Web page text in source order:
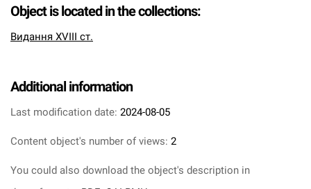
Object is located in the collections:
Видання XVIII ст.
Additional information
Last modification date: 2024-08-05
Content object's number of views: 2
You could also download the object's description in